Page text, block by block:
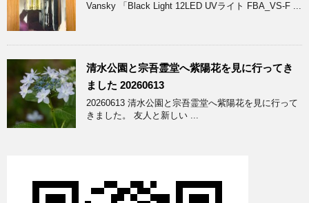
Vansky 「Black Light 12LED UVライト FBA_VS-F ...
清水公園と宗吾霊堂へ紫陽花を見に行ってき
ました 20260613
20260613 清水公園と宗吾霊堂へ紫陽花を見に行って
きました。 友人と新しい ...